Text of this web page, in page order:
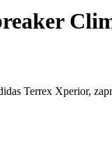
Terrex Xperior,